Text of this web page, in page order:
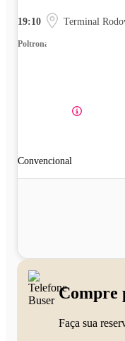
19:10 Terminal
Poltrona
Convencional
Compre
Faça sua